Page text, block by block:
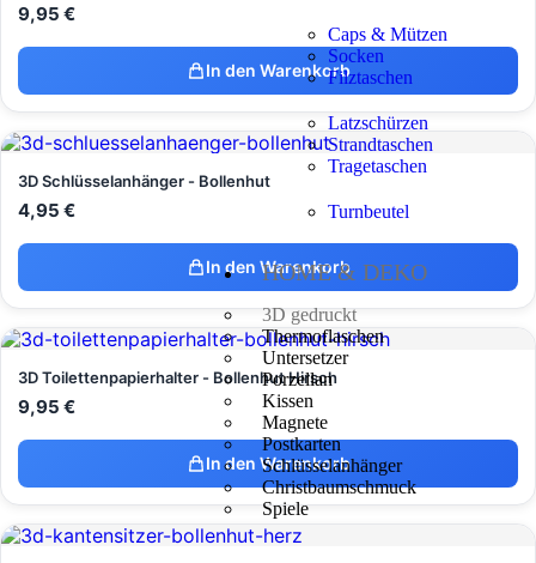
Caps & Mützen
Socken
Filztaschen
Latzschürzen
Strandtaschen
Tragetaschen
Turnbeutel
HOME & DEKO
3D gedruckt
Thermoflaschen
Untersetzer
Porzellan
Kissen
Magnete
Postkarten
Schlüsselanhänger
Christbaumschmuck
Spiele
9,95 €
In den Warenkorb
3D Schlüsselanhänger - Bollenhut
4,95 €
In den Warenkorb
3D Toilettenpapierhalter - Bollenhut Hirsch
9,95 €
In den Warenkorb